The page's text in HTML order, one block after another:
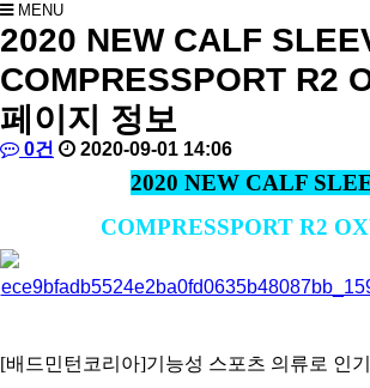
MENU
product
2020 NEW CALF
COMPRESSPORT R2
페이지 정보
작
배
리
댓 0건 작 2020-09-01 14:06
2020 NEW CALF
COMPRESSPORT R2
[배드민턴코리아]기능성 스포츠 의류로 인